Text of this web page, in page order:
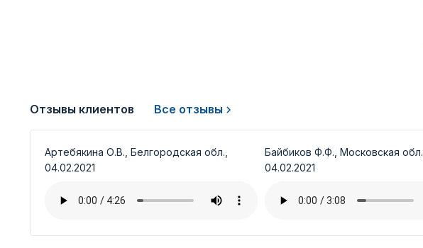
Отзывы клиентов Все отзывы
Артебякина О.В., Белгородская обл.,
04.02.2021
Байбиков Ф.Ф., Московская обл.,
04.02.2021